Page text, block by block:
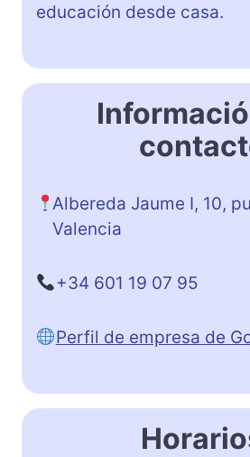
educación desde casa.
Albereda Jaume I, 10,
Valencia
+34 601 19 07 95
Perfil de empresa de